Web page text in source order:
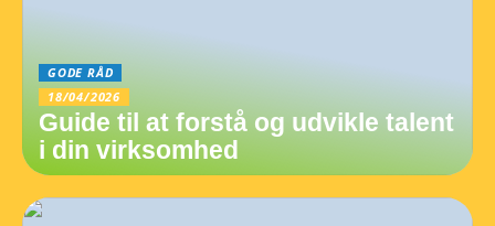
GODE RÅD
18/04/2026
Guide til at forstå og udvikle talent
i din virksomhed